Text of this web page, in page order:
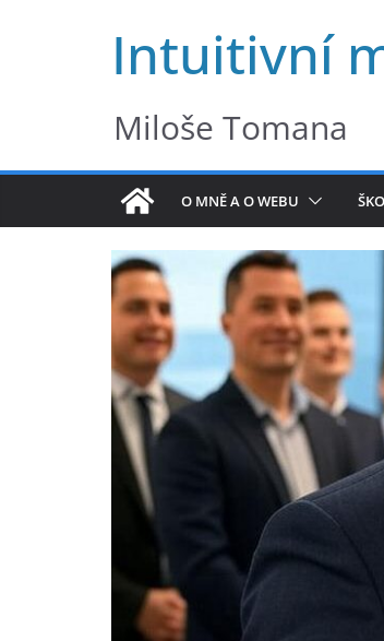
Intuitivní
Miloše Tomana
O MNĚ A O WEBU